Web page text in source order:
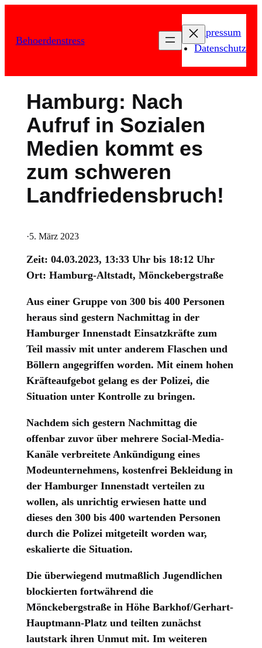
springen
Behoerdenstress
Impressum
Datenschutz
Hamburg: Nach
Aufruf in Sozialen
Medien kommt es
zum schweren
Landfriedensbruch!
·5. März 2023
Zeit: 04.03.2023, 13:33 Uhr bis 18:12 Uhr
Ort: Hamburg-Altstadt, Mönckebergstraße
Aus einer Gruppe von 300 bis 400 Personen
heraus sind gestern Nachmittag in der
Hamburger Innenstadt Einsatzkräfte zum
Teil massiv mit unter anderem Flaschen und
Böllern angegriffen worden. Mit einem hohen
Kräfteaufgebot gelang es der Polizei, die
Situation unter Kontrolle zu bringen.
Nachdem sich gestern Nachmittag die
offenbar zuvor über mehrere Social-Media-
Kanäle verbreitete Ankündigung eines
Modeunternehmens, kostenfrei Bekleidung in
der Hamburger Innenstadt verteilen zu
wollen, als unrichtig erwiesen hatte und
dieses den 300 bis 400 wartenden Personen
durch die Polizei mitgeteilt worden war,
eskalierte die Situation.
Die überwiegend mutmaßlich Jugendlichen
blockierten fortwährend die
Mönckebergstraße in Höhe Barkhof/Gerhart-
Hauptmann-Platz und teilten zunächst
lautstark ihren Unmut mit. Im weiteren